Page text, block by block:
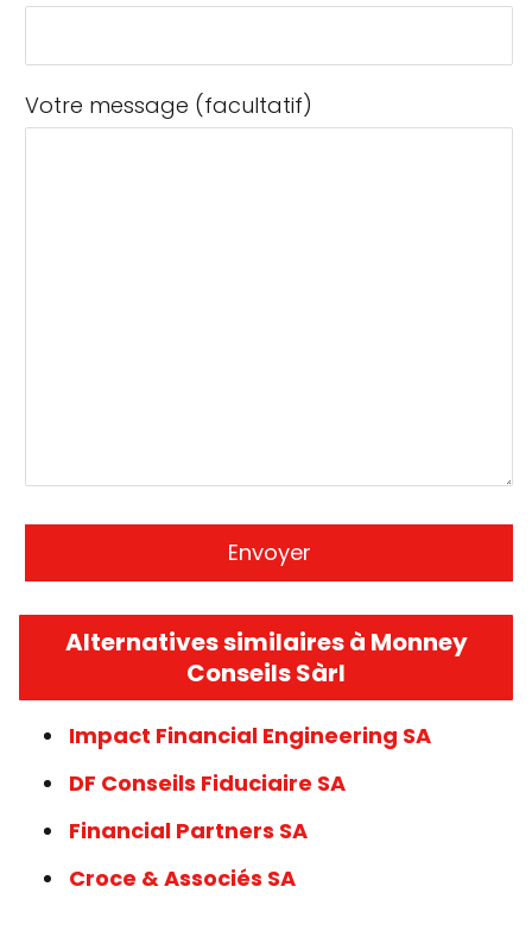
Votre message (facultatif)
Alternatives similaires à Monney
Conseils Sàrl
Impact Financial Engineering SA
DF Conseils Fiduciaire SA
Financial Partners SA
Croce & Associés SA